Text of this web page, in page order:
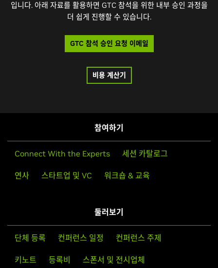
입니다. 아래 자료를 활용하면 GTC 참석을 위한 내부 승인 과정을
더 쉽게 진행할 수 있습니다.
GTC 참석 승인 요청 이메일
비용 계산기
참여하기
Connect With the Experts 세션 카탈로그
연사 스타트업 및 VC 워크숍 & 교육
둘러보기
단체 등록 컨퍼런스 일정 컨퍼런스 주제
키노트 등록비 스폰서 및 전시업체